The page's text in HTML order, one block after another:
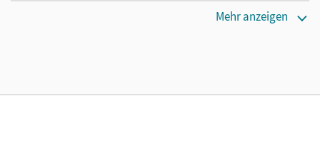
Unterrichtsmanagers solange das Lehrwerk erhältlich ist.
Mehr anzeigen